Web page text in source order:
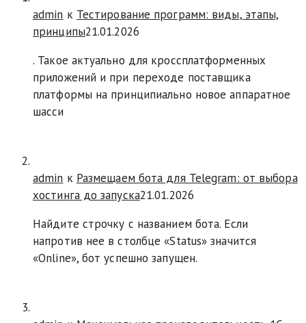
admin к Тестирование программ: виды, этапы,
принципы21.01.2026
. Такое актуально для кроссплатформенных
приложений и при переходе поставщика
платформы на принципиально новое аппаратное
шасси
admin к Размещаем бота для Telegram: от выбора
хостинга до запуска21.01.2026
Найдите строчку с названием бота. Если
напротив нее в столбце «Status» значится
«Online», бот успешно запущен.